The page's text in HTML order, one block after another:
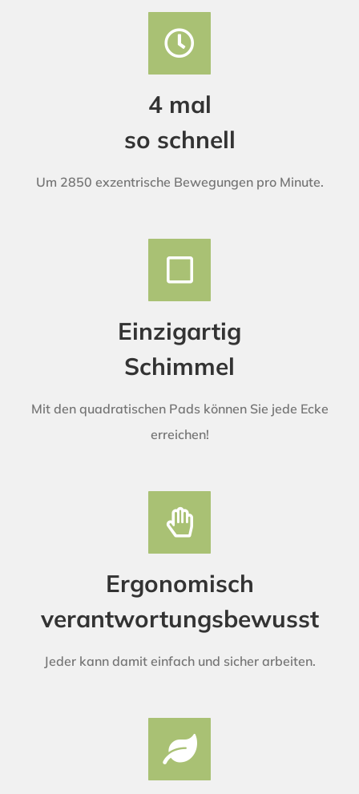
4 mal
so schnell
Um 2850 exzentrische Bewegungen pro Minute.
Einzigartig
Schimmel
Mit den quadratischen Pads können Sie jede Ecke
erreichen!
Ergonomisch
verantwortungsbewusst
Jeder kann damit einfach und sicher arbeiten.